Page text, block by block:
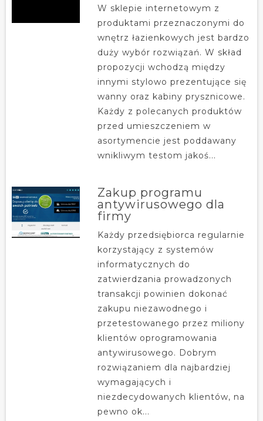
W sklepie internetowym z
produktami przeznaczonymi do
wnętrz łazienkowych jest bardzo
duży wybór rozwiązań. W skład
propozycji wchodzą między
innymi stylowo prezentujące się
wanny oraz kabiny prysznicowe.
Każdy z polecanych produktów
przed umieszczeniem w
asortymencie jest poddawany
wnikliwym testom jakoś...
Zakup programu
antywirusowego dla
firmy
Każdy przedsiębiorca regularnie
korzystający z systemów
informatycznych do
zatwierdzania prowadzonych
transakcji powinien dokonać
zakupu niezawodnego i
przetestowanego przez miliony
klientów oprogramowania
antywirusowego. Dobrym
rozwiązaniem dla najbardziej
wymagających i
niezdecydowanych klientów, na
pewno ok...